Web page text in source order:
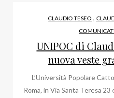
CLAUDIO TESEO ,
UNIPOC di
nuova veste
L’Università Popolare
Roma, in Via Santa Teresa